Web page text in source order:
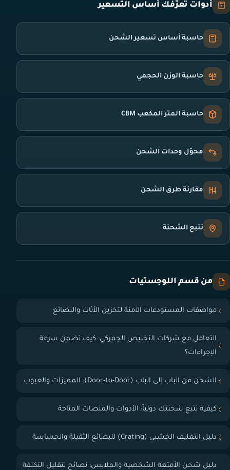
أدوات تعرّفك أساس التسعير
حاسبة أساس تسعير الشحن
حاسبة الوزن الحجمي
حاسبة المتر المكعب CBM
محوّل وحدات الشحن
مقارنة طرق الشحن
تتبع الشحنة
من قسم اللوجستيات
مواصفات المستودعات الآمنة لتخزين الأثاث والبضائع
التعامل مع شركات التخليص الجمركي: كيف تضمن سرعة
الإجراءات؟
الشحن من الباب إلى الباب (Door-to-Door): المميزات والعيوب
كيفية تتبع شحنتك دولياً: الأدوات والمنصات المتاحة
دليل التغليف الخشبي (Crating) للبضائع الثقيلة والحساسة
دليل شحن الأمتعة الشخصية والملابس: نصائح لتقليل التكلفة